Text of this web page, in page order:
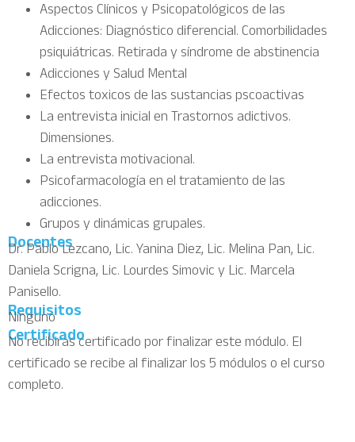
Aspectos Clínicos y Psicopatológicos de las
Adicciones: Diagnóstico diferencial. Comorbilidades
psiquiátricas. Retirada y síndrome de abstinencia
Adicciones y Salud Mental
Efectos toxicos de las sustancias pscoactivas
La entrevista inicial en Trastornos adictivos.
Dimensiones.
La entrevista motivacional.
Psicofarmacología en el tratamiento de las
adicciones.
Grupos y dinámicas grupales.
Docentes
Dr. Pablo Lezcano, Lic. Yanina Diez, Lic. Melina Pan, Lic.
Daniela Scrigna, Lic. Lourdes Simovic y Lic. Marcela
Panisello.
Requisitos
Ninguno
Certificado
No recibiras certificado por finalizar este módulo. El
certificado se recibe al finalizar los 5 módulos o el curso
completo.